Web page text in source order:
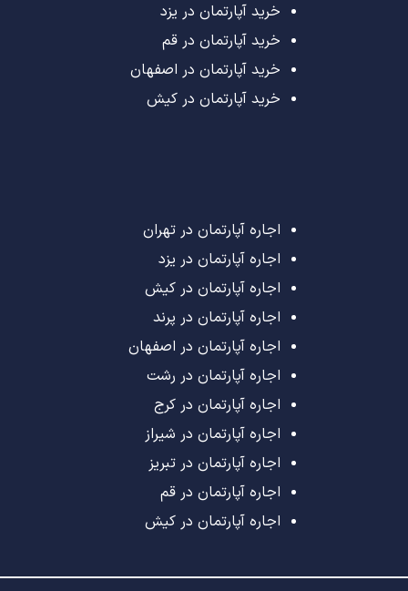
خرید آپارتمان در یزد
خرید آپارتمان در قم
خرید آپارتمان در اصفهان
خرید آپارتمان در کیش
اجاره آپارتمان در تهران
اجاره آپارتمان در یزد
اجاره آپارتمان در کیش
اجاره آپارتمان در پرند
اجاره آپارتمان در اصفهان
اجاره آپارتمان در رشت
اجاره آپارتمان در کرج
اجاره آپارتمان در شیراز
اجاره آپارتمان در تبریز
اجاره آپارتمان در قم
اجاره آپارتمان در کیش